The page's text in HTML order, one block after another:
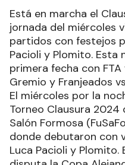
Está en marcha el
jornada del miércoles
partidos con festejos
Pacioli y Plomito. Esta
primera fecha con
Gremio y Franjeados
El miércoles por la
Torneo Clausura
Salón Formosa
donde debutaron con
Luca Pacioli y